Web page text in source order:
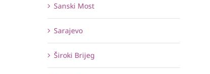
Sanski Most
Sarajevo
Široki Brijeg